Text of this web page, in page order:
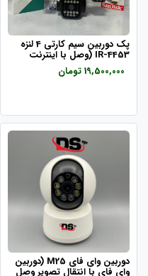
پک دوربین سیم کارتی 4 لنزه
IR-4453 (وصل با اینترنت
19,500,000 تومان
دوربین وای فای M25 (دوربین
وای فای با انتقال تصویر وصل